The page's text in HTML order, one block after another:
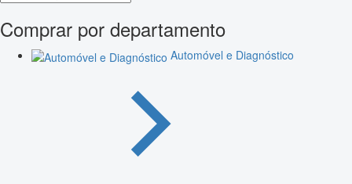
Comprar por departamento
Automóvel e Diagnóstico